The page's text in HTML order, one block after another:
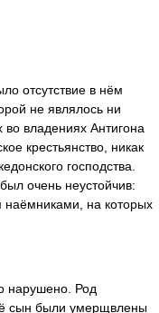
отсутствие в нём
не являлось ни
владениях Антигона
крестьянство, никак
господства.
очень неустойчив:
наёмниками, на которых
нарушено. Род
сын были умерщвлены